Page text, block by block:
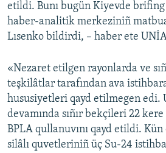
BLOGLAR
FİKİR
Русский
Українською
QOŞULIÑIZ!
etildi. Bunı bugün Kiyevde brifing
haber-analitik merkeziniñ
Lısenko bildirdi, – haber ete
«Nezaret etilgen rayonlarda ve
teşkilâtlar tarafından ava
hususiyetleri qayd etilmegen edi.
devamında sıñır bekçileri 22
BPLA qullanuvını qayd etildi. Kün
silâlı quvetleriniñ üç Su-24